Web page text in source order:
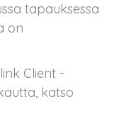
tapauksessa
on
Client -
katso